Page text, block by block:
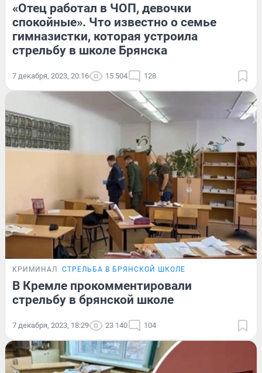
«Отец работал в ЧОП, девочки
спокойные». Что известно о семье
гимназистки, которая устроила
стрельбу в школе Брянска
7 декабря, 2023, 20:16 15 504 128
КРИМИНАЛ СТРЕЛЬБА В БРЯНСКОЙ ШКОЛЕ
В Кремле прокомментировали
стрельбу в брянской школе
7 декабря, 2023, 18:29 23 140 104